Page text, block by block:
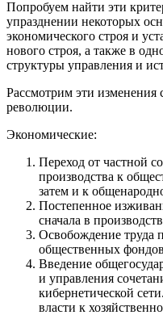
Попробуем найти эти
упразднении некоторых
экономического строя и
нового строя, а также в
структуры управления и
Рассмотрим эти изменения
революции.
Экономические:
Переход от частной
производства к
затем и к
Постепенное
сначала в
Освобождение труда
общественных фондов
Введение
и управления
кибернетической
власти к